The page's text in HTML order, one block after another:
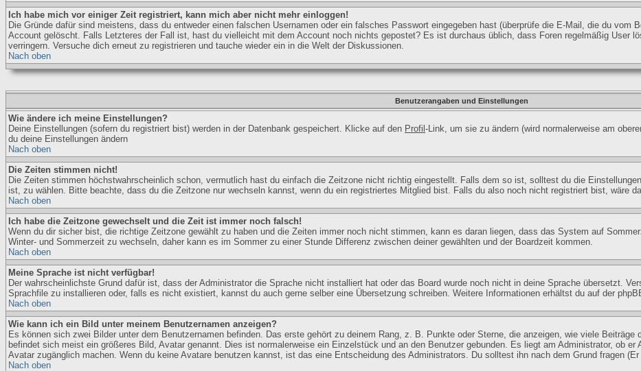
Ich habe mich vor einiger Zeit registriert, kann mich aber nicht mehr einloggen!
Die Gründe dafür sind meistens, dass du entweder einen falschen Usernamen oder ein falsches Passwort eingegeben hast (überprüfe die E-Mail, die du vom
Account gelöscht. Falls Letzteres der Fall ist, hast du vielleicht mit dem Account noch nichts gepostet? Es ist durchaus üblich, dass Foren regelmäßig User
verringern. Versuche dich erneut zu registrieren und tauche wieder ein in die Welt der Diskussionen.
Nach oben
Benutzerangaben und Einstellungen
Wie ändere ich meine Einstellungen?
Deine Einstellungen (sofern du registriert bist) werden in der Datenbank gespeichert. Klicke auf den Profil -Link, um sie zu ändern (wird normalerweise am
du deine Einstellungen ändern
Nach oben
Die Zeiten stimmen nicht!
Die Zeiten stimmen höchstwahrscheinlich schon, vermutlich hast du einfach die Zeitzone nicht richtig eingestellt. Falls dem so ist, solltest du die
ist, zu wählen. Bitte beachte, dass du die Zeitzone nur wechseln kannst, wenn du ein registriertes Mitglied bist. Falls du also noch nicht registriert bist, wäre
Nach oben
Ich habe die Zeitzone gewechselt und die Zeit ist immer noch falsch!
Wenn du dir sicher bist, die richtige Zeitzone gewählt zu haben und die Zeiten immer noch nicht stimmen, kann es daran liegen, dass das System auf
Winter- und Sommerzeit zu wechseln, daher kann es im Sommer zu einer Stunde Differenz zwischen deiner gewählten und der Boardzeit kommen.
Nach oben
Meine Sprache ist nicht verfügbar!
Der wahrscheinlichste Grund dafür ist, dass der Administrator die Sprache nicht installiert hat oder das Board wurde noch nicht in deine Sprache übersetzt.
Sprachfile zu installieren oder, falls es nicht existiert, kannst du auch gerne selber eine Übersetzung schreiben. Weitere Informationen erhältst du auf der
Nach oben
Wie kann ich ein Bild unter meinem Benutzernamen anzeigen?
Es können sich zwei Bilder unter dem Benutzernamen befinden. Das erste gehört zu deinem Rang, z. B. Punkte oder Sterne, die anzeigen, wie viele
befindet sich meist ein größeres Bild, Avatar genannt. Dies ist normalerweise ein Einzelstück und an den Benutzer gebunden. Es liegt am Administrator, ob
Avatar zugänglich machen. Wenn du keine Avatare benutzen kannst, ist das eine Entscheidung des Administrators. Du solltest ihn nach dem Grund fragen
Nach oben